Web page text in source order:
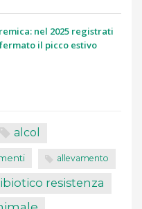
nel 2025 registrati
il picco estivo
alcol
allevamento
resistenza